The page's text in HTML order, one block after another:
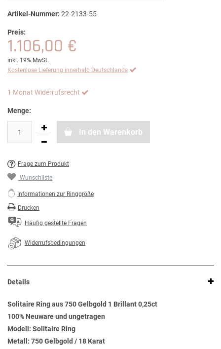
Artikel-Nummer: 22-2133-55
Preis:
1.106,00 €
inkl. 19% MwSt.
Kostenlose Lieferung innerhalb Deutschlands
1 Monat Widerrufsrecht
Menge:
In den Warenkorb
Frage zum Produkt
Wunschliste
Informationen zur Ringgröße
Drucken
Häufig gestellte Fragen
Widerrufsbedingungen
Details
Solitaire Ring aus 750 Gelbgold 1 Brillant 0,25ct
100% Neuware und ungetragen
Modell: Solitaire Ring
Metall: 750 Gelbgold / 18 Karat